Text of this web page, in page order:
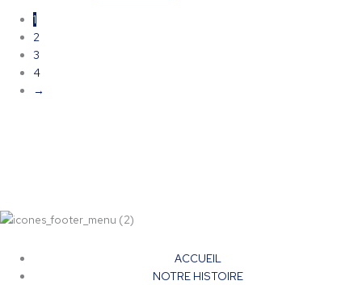
1
2
3
4
→
ACCUEIL
NOTRE HISTOIRE